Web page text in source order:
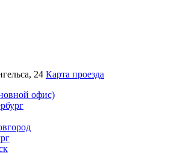
24 Карта проезда
офис)